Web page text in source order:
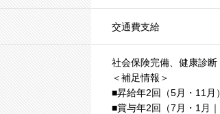
交通費支給
社会保険完備、健康診断
＜補足情報＞
■昇給年2回（5月・11月）
■賞与年2回（7月・1月